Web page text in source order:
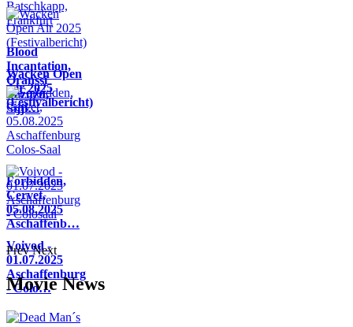
Blood
Incantation,
Oranssi
Pazuzu,
Sijji…
Wacken Open
Air 2025
(Festivalbericht)
Forbidden,
Cervet,
05.08.2025
Aschaffenb…
Voivod -
01.07.2025
Aschaffenburg
- Colo…
Prev Next
Movie News